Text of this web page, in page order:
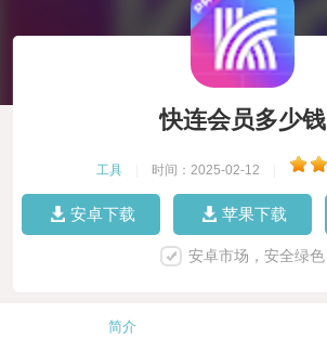
快连会员多少钱
工具 时间：2025-02-12
安卓下载 苹果下载
安卓市场，安全绿色
简介